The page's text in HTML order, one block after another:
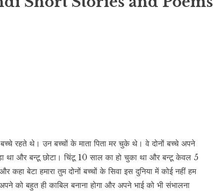
रहते थे। उन बच्चों के माता पिता मर चुके थे। वे दोनों बच्चे अपने
था और बन्टू छोटा। चिंटू 10 साल का हो चुका था और बन्टू केवल 5
कहा बेटा हमारा तुम दोनों बच्चों के सिवा इस दुनिया में कोई नहीं हम
को बहुत ही काबिल बनाना होगा और अपने भाई को भी संभालना